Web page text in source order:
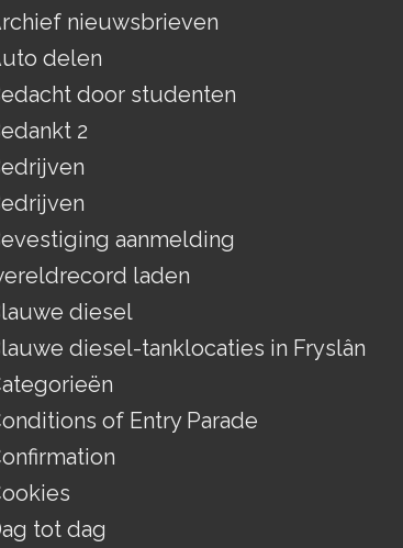
nieuwsbrieven
delen
door studenten
2
aanmelding
laden
diesel
diesel-tanklocaties in Fryslân
of Entry Parade
tot dag